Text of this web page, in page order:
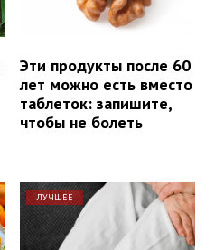
Эти продукты после 60
лет можно есть вместо
таблеток: запишите,
чтобы не болеть
ЛУЧШЕЕ